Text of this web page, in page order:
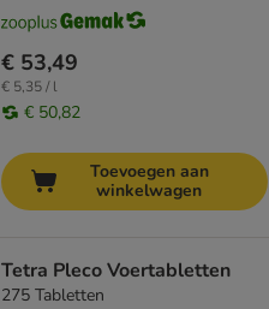
€ 53,49
€ 5,35 / l
€ 50,82
Toevoegen aan
winkelwagen
Tetra Pleco Voertabletten
275 Tabletten